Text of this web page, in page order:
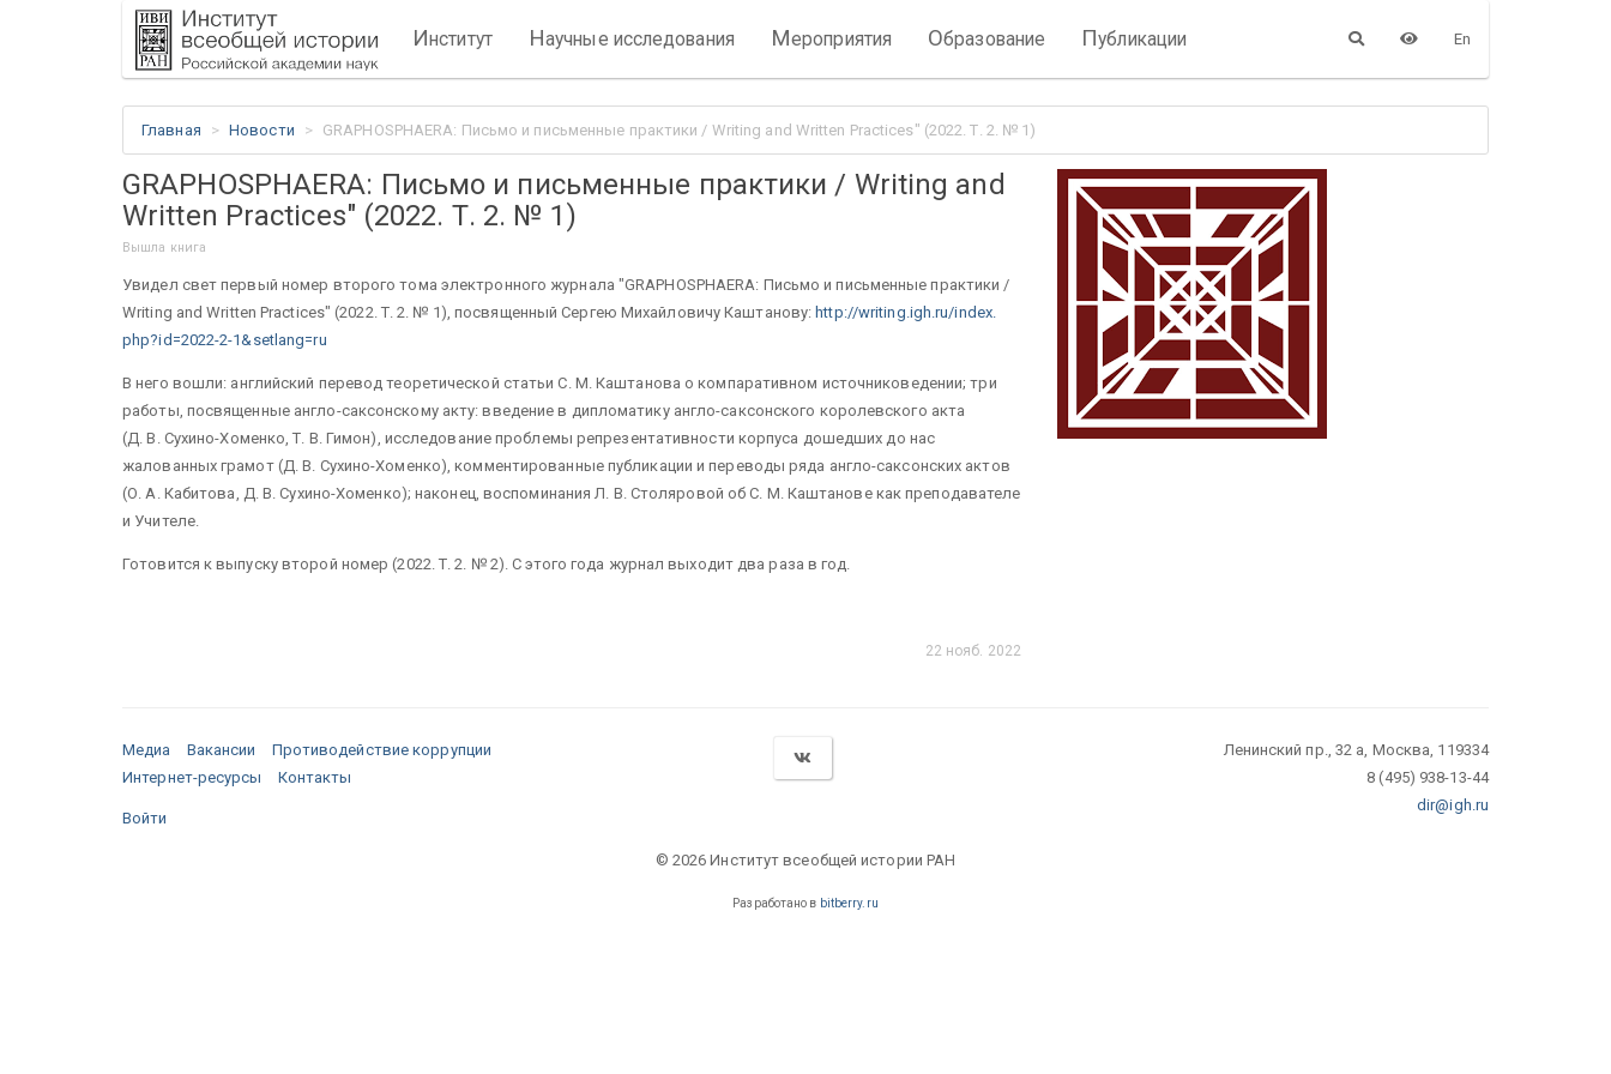
Институт Научные исследования Мероприятия Образование Публикации En
Главная Новости GRAPHOSPHAERA: Письмо и письменные практики / Writing and Written Practices" (2022. Т. 2. № 1)
GRAPHOSPHAERA: Письмо и письменные практики / Writing and
Written Practices" (2022. Т. 2. № 1)
Вышла книга
Увидел свет первый номер второго тома электронного журнала "GRAPHOSPHAERA: Письмо и письменные практики /
Writing and Written Practices" (2022. Т. 2. № 1), посвященный Сергею Михайловичу Каштанову:http://writing.igh.ru/index.
php?id=2022-2-1&setlang=ru
В него вошли: английский перевод теоретической статьи С. М. Каштанова о компаративном источниковедении; три
работы, посвященные англо-саксонскому акту: введение в дипломатику англо-саксонского королевского акта
(Д. В. Сухино-Хоменко, Т. В. Гимон), исследование проблемы репрезентативности корпуса дошедших до нас
жалованных грамот (Д. В. Сухино-Хоменко), комментированные публикации и переводы ряда англо-саксонских актов
(О. А. Кабитова, Д. В. Сухино-Хоменко); наконец, воспоминания Л. В. Столяровой об С. М. Каштанове как преподавателе
и Учителе.
Готовится к выпуску второй номер (2022. Т. 2. № 2). С этого года журнал выходит два раза в год.
22 нояб. 2022
Медиа Вакансии
Противодействие коррупции
Интернет-ресурсы
Контакты
Войти
Ленинский пр., 32 а, Москва, 119334
8 (495) 938-13-44
dir@igh.ru
© 2026 Институт всеобщей истории РАН
Разработано в bitberry.ru